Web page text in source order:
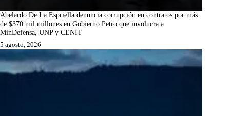
Abelardo De La Espriella denuncia corrupción en contratos por más
de $370 mil millones en Gobierno Petro que involucra a
MinDefensa, UNP y CENIT
5 agosto, 2026